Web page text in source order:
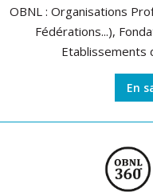
OBNL : Organisations
Fédérations...),
Etablissements
En